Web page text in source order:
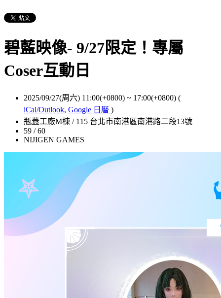
碧藍映像- 9/27限定！專屬
Coser互動日
2025/09/27(周六) 11:00(+0800) ~ 17:00(+0800) (
iCal/Outlook, Google 日曆 )
瓶蓋工廠M棟 / 115 台北市南港區南港路二段13號
59 / 60
NIJIGEN GAMES